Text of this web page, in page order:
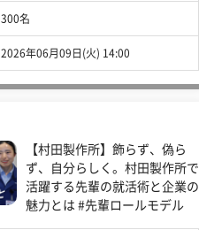
300名
2026年06月09日(火) 14:00
【村田製作所】飾らず、偽ら
ず、自分らしく。村田製作所で
活躍する先輩の就活術と企業の
魅力とは #先輩ロールモデル